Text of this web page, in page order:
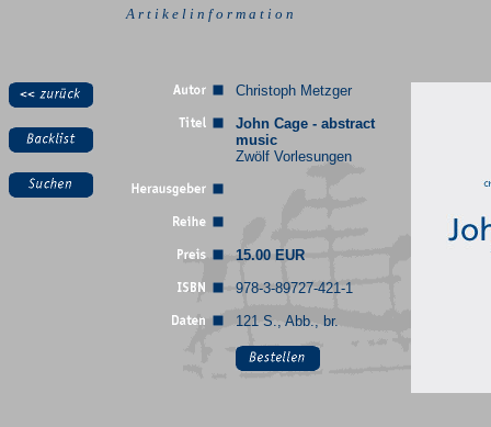
A r t i k e l i n f o r m a t i o n
Christoph Metzger
John Cage - abstract
music
Zwölf Vorlesungen
15.00 EUR
978-3-89727-421-1
121 S., Abb., br.